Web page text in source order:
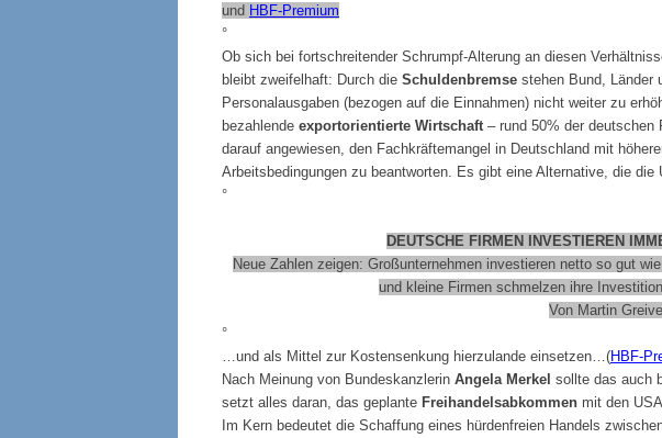
und HBF-Premium
°
Ob sich bei fortschreitender Schrumpf-Alterung an diesen
bleibt zweifelhaft: Durch die Schuldenbremse stehen Bund, Länder
Personalausgaben (bezogen auf die Einnahmen) nicht weiter zu
bezahlende exportorientierte Wirtschaft – rund 50% der deutschen
darauf angewiesen, den Fachkräftemangel in Deutschland mit
Arbeitsbedingungen zu beantworten. Es gibt eine Alternative, die die
°
DEUTSCHE FIRMEN INVESTIEREN
Neue Zahlen zeigen: Großunternehmen investieren netto so gut
und kleine Firmen schmelzen ihre
Von Martin Greive
°
…und als Mittel zur Kostensenkung hierzulande einsetzen…(HBF-
Nach Meinung von Bundeskanzlerin Angela Merkel sollte das auch
setzt alles daran, das geplante Freihandelsabkommen mit den
Im Kern bedeutet die Schaffung eines hürdenfreien Handels